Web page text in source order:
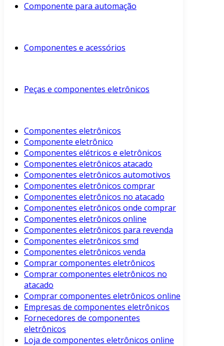
Componente para automação
Componentes e acessórios
Peças e componentes eletrônicos
Componentes eletrônicos
Componente eletrônico
Componentes elétricos e eletrônicos
Componentes eletrônicos atacado
Componentes eletrônicos automotivos
Componentes eletrônicos comprar
Componentes eletrônicos no atacado
Componentes eletrônicos onde comprar
Componentes eletrônicos online
Componentes eletrônicos para revenda
Componentes eletrônicos smd
Componentes eletrônicos venda
Comprar componentes eletrônicos
Comprar componentes eletrônicos no
atacado
Comprar componentes eletrônicos online
Empresas de componentes eletrônicos
Fornecedores de componentes
eletrônicos
Loja de componentes eletrônicos online